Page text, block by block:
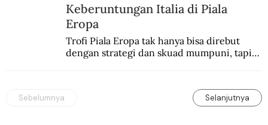
Keberuntungan Italia di Piala
Eropa
Trofi Piala Eropa tak hanya bisa direbut
dengan strategi dan skuad mumpuni, tapi
Sebelumnya Selanjutnya